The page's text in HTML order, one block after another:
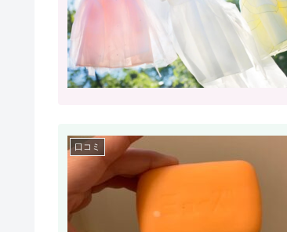
口コミ